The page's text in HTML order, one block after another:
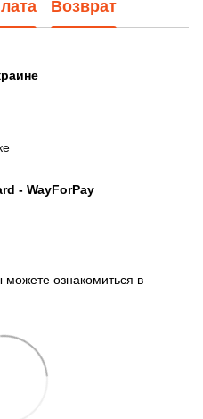
Возврат
- WayForPay
ознакомиться в